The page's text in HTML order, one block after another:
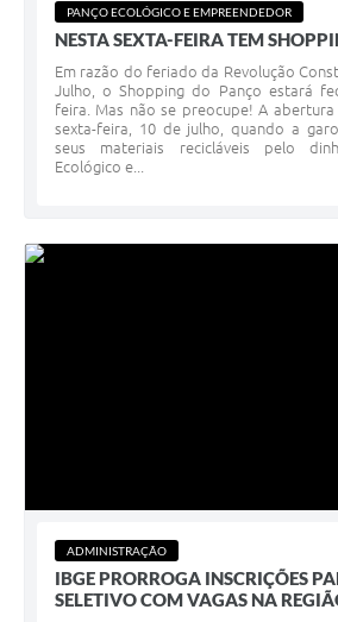
Contas Públicas
Legislação
Editais
Prefeito por um dia
Telefones Úteis
PANÇO ECOLÓGICO E EMPREENDEDOR
NESTA SEXTA-FEIRA TEM
Em razão do feriado da Revolução
Julho, o Shopping do Panço estará
feira. Mas não se preocupe! A
sexta-feira, 10 de julho, quando a
seus materiais recicláveis pelo
Ecológico e...
ADMINISTRAÇÃO
IBGE PRORROGA INSCRIÇÕES
SELETIVO COM VAGAS NA